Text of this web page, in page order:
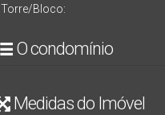
Torre/Bloco:
O condomínio
Medidas do Imóvel